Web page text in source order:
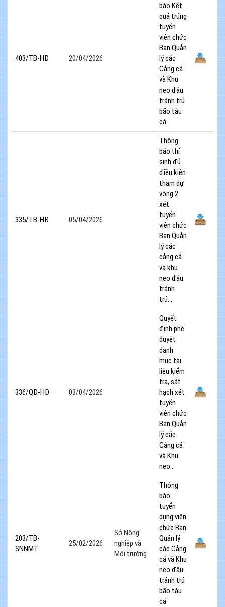
403/TB-HĐ 20/04/2026
báo Kết
quả trúng
tuyển
viên chức
Ban Quản
lý các
Cảng cá
và Khu
neo đậu
tránh trú
bão tàu
cá
335/TB-HĐ 05/04/2026
Thông
báo thí
sinh đủ
điều kiện
tham dự
vòng 2
xét
tuyển
viên chức
Ban Quản
lý các
cảng cá
và khu
neo đậu
tránh
trú...
336/QĐ-HĐ 03/04/2026
Quyết
định phê
duyệt
danh
mục tài
liệu kiểm
tra, sát
hạch xét
tuyển
viên chức
Ban Quản
lý các
Cảng cá
và Khu
neo...
203/TB-
SNNMT
25/02/2026
Sở Nông
nghiệp và
Môi trường
Thông
báo
tuyển
dụng viên
chức Ban
Quản lý
các Cảng
cá và Khu
neo đậu
tránh trú
bão tàu
cá